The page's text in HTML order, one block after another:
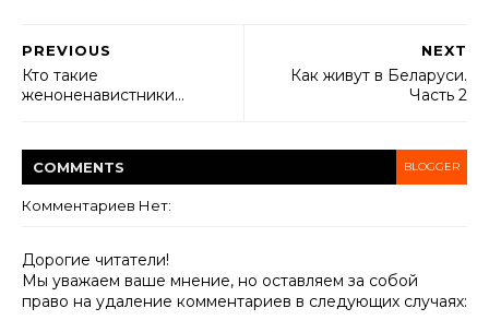
NEXT
Как живут в Беларуси.
Часть 2
PREVIOUS
Кто такие
женоненавистники…
COMMENTS BLOGGER
Комментариев Нет:
Дорогие читатели!
Мы уважаем ваше мнение, но оставляем за собой
право на удаление комментариев в следующих случаях: